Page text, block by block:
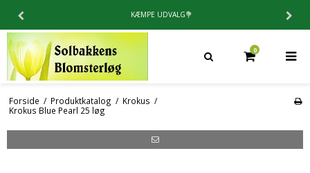
KÆMPE UDVALG💐
0
Forside / Produktkatalog / Krokus /
Krokus Blue Pearl 25 løg